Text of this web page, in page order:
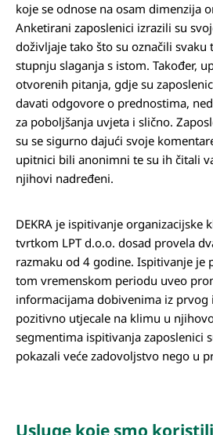
koje se odnose na osam dimenzija
Anketirani zaposlenici izrazili su
doživljaje tako što su označili
stupnju slaganja s istom. Također,
otvorenih pitanja, gdje su
davati odgovore o prednostima,
za poboljšanja uvjeta i slično.
su se sigurno dajući svoje
upitnici bili anonimni te su ih čitali
njihovi nadređeni.
DEKRA je ispitivanje organizacijske
tvrtkom LPT d.o.o. dosad provela
razmaku od 4 godine. Ispitivanje je
tom vremenskom periodu uveo
informacijama dobivenima iz prvog
pozitivno utjecale na klimu u
segmentima ispitivanja zaposlenici
pokazali veće zadovoljstvo nego u
Usluge koje smo koristili